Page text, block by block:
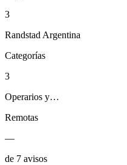
3
Randstad Argentina
Categorías
3
Operarios y…
Remotas
—
de 7 avisos